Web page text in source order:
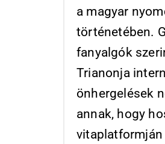
a magyar
történetében.
fanyalgók
Trianonja
önhergelések
annak, hogy